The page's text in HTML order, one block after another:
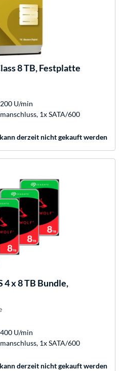
8 TB, Festplatte
U/min
1x SATA/600
derzeit nicht gekauft werden
x 8 TB Bundle,
U/min
1x SATA/600
derzeit nicht gekauft werden